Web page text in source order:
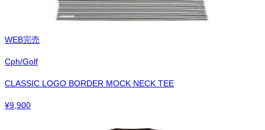
WEB完売
Cph/Golf
CLASSIC LOGO BORDER MOCK NECK TEE
¥9,900